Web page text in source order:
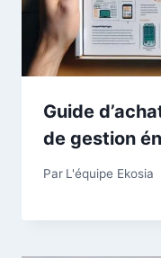
Guide
de gestion
Par L'équipe Ekosia